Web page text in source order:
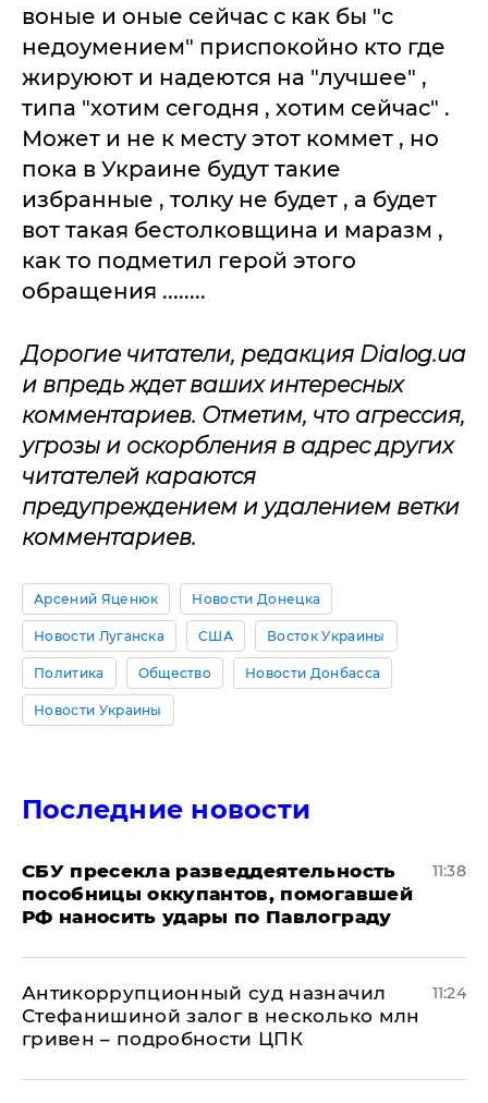
воные и оные сейчас с как бы "с
недоумением" приспокойно кто где
жируюют и надеются на "лучшее" ,
типа "хотим сегодня , хотим сейчас" .
Может и не к месту этот коммет , но
пока в Украине будут такие
избранные , толку не будет , а будет
вот такая бестолковщина и маразм ,
как то подметил герой этого
обращения ........
Дорогие читатели, редакция Dialog.ua
и впредь ждет ваших интересных
комментариев. Отметим, что агрессия,
угрозы и оскорбления в адрес других
читателей караются
предупреждением и удалением ветки
комментариев.
Арсений Яценюк Новости Донецка
Новости Луганска США Восток Украины
Политика Общество Новости Донбасса
Новости Украины
Последние новости
СБУ пресекла разведдеятельность
пособницы оккупантов, помогавшей
РФ наносить удары по Павлограду
11:38
Антикоррупционный суд назначил
Стефанишиной залог в несколько млн
гривен – подробности ЦПК
11:24